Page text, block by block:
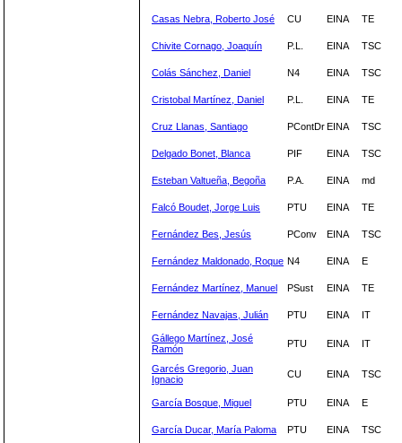
Casas Nebra, Roberto José CU EINA TE
Chivite Cornago, Joaquín P.L. EINA TSC
Colás Sánchez, Daniel N4 EINA TSC
Cristobal Martínez, Daniel P.L. EINA TE
Cruz Llanas, Santiago PContDrEINA TSC
Delgado Bonet, Blanca PIF EINA TSC
Esteban Valtueña, Begoña P.A. EINA md
Falcó Boudet, Jorge Luis PTU EINA TE
Fernández Bes, Jesús PConv EINA TSC
Fernández Maldonado, Roque N4 EINA E
Fernández Martínez, Manuel PSust EINA TE
Fernández Navajas, Julián PTU EINA IT
Gállego Martínez, José
Ramón
PTU EINA IT
Garcés Gregorio, Juan
Ignacio
CU EINA TSC
García Bosque, Miguel PTU EINA E
García Ducar, María Paloma PTU EINA TSC